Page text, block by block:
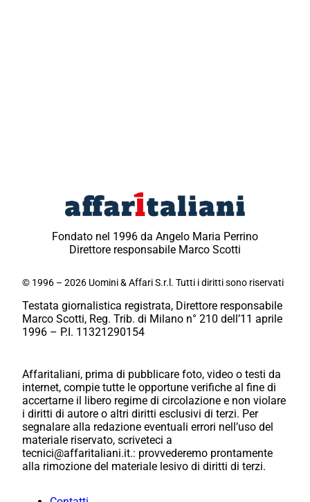
Fondato nel 1996 da Angelo Maria Perrino
Direttore responsabile Marco Scotti
© 1996 – 2026 Uomini & Affari S.r.l. Tutti i diritti sono riservati
Testata giornalistica registrata, Direttore responsabile
Marco Scotti, Reg. Trib. di Milano n° 210 dell’11 aprile
1996 – P.I. 11321290154
Affaritaliani, prima di pubblicare foto, video o testi da
internet, compie tutte le opportune verifiche al fine di
accertarne il libero regime di circolazione e non violare
i diritti di autore o altri diritti esclusivi di terzi. Per
segnalare alla redazione eventuali errori nell’uso del
materiale riservato, scriveteci a
tecnici@affaritaliani.it.: provvederemo prontamente
alla rimozione del materiale lesivo di diritti di terzi.